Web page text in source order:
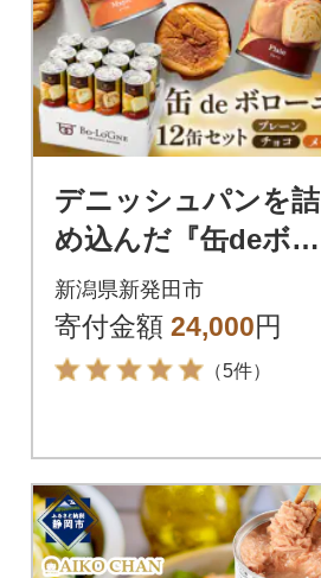
デニッシュパンを詰
め込んだ『缶deボロ
ーニャ』12缶セッ
ト プレーン、チョ
コ、メープル各4缶
新潟県新発田市
寄付金額 24,000円
（5件）